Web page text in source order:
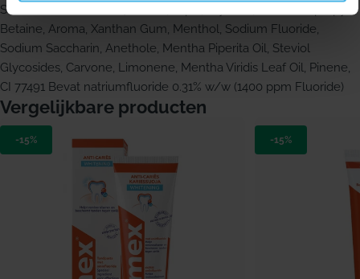
Sodium Bicarbonate 67% w/w, Aqua, Glycerin, Cocamidopropyl
Betaine, Aroma, Xanthan Gum, Menthol, Sodium Fluoride,
Sodium Saccharin, Anethole, Mentha Piperita Oil, Steviol
Glycosides, Carvone, Limonene, Mentha Viridis Leaf Oil, Pinene,
CI 77491 Bevat natriumfluoride 0.31% w/w (1400 ppm Fluoride)
Vergelijkbare producten
-15% -15%